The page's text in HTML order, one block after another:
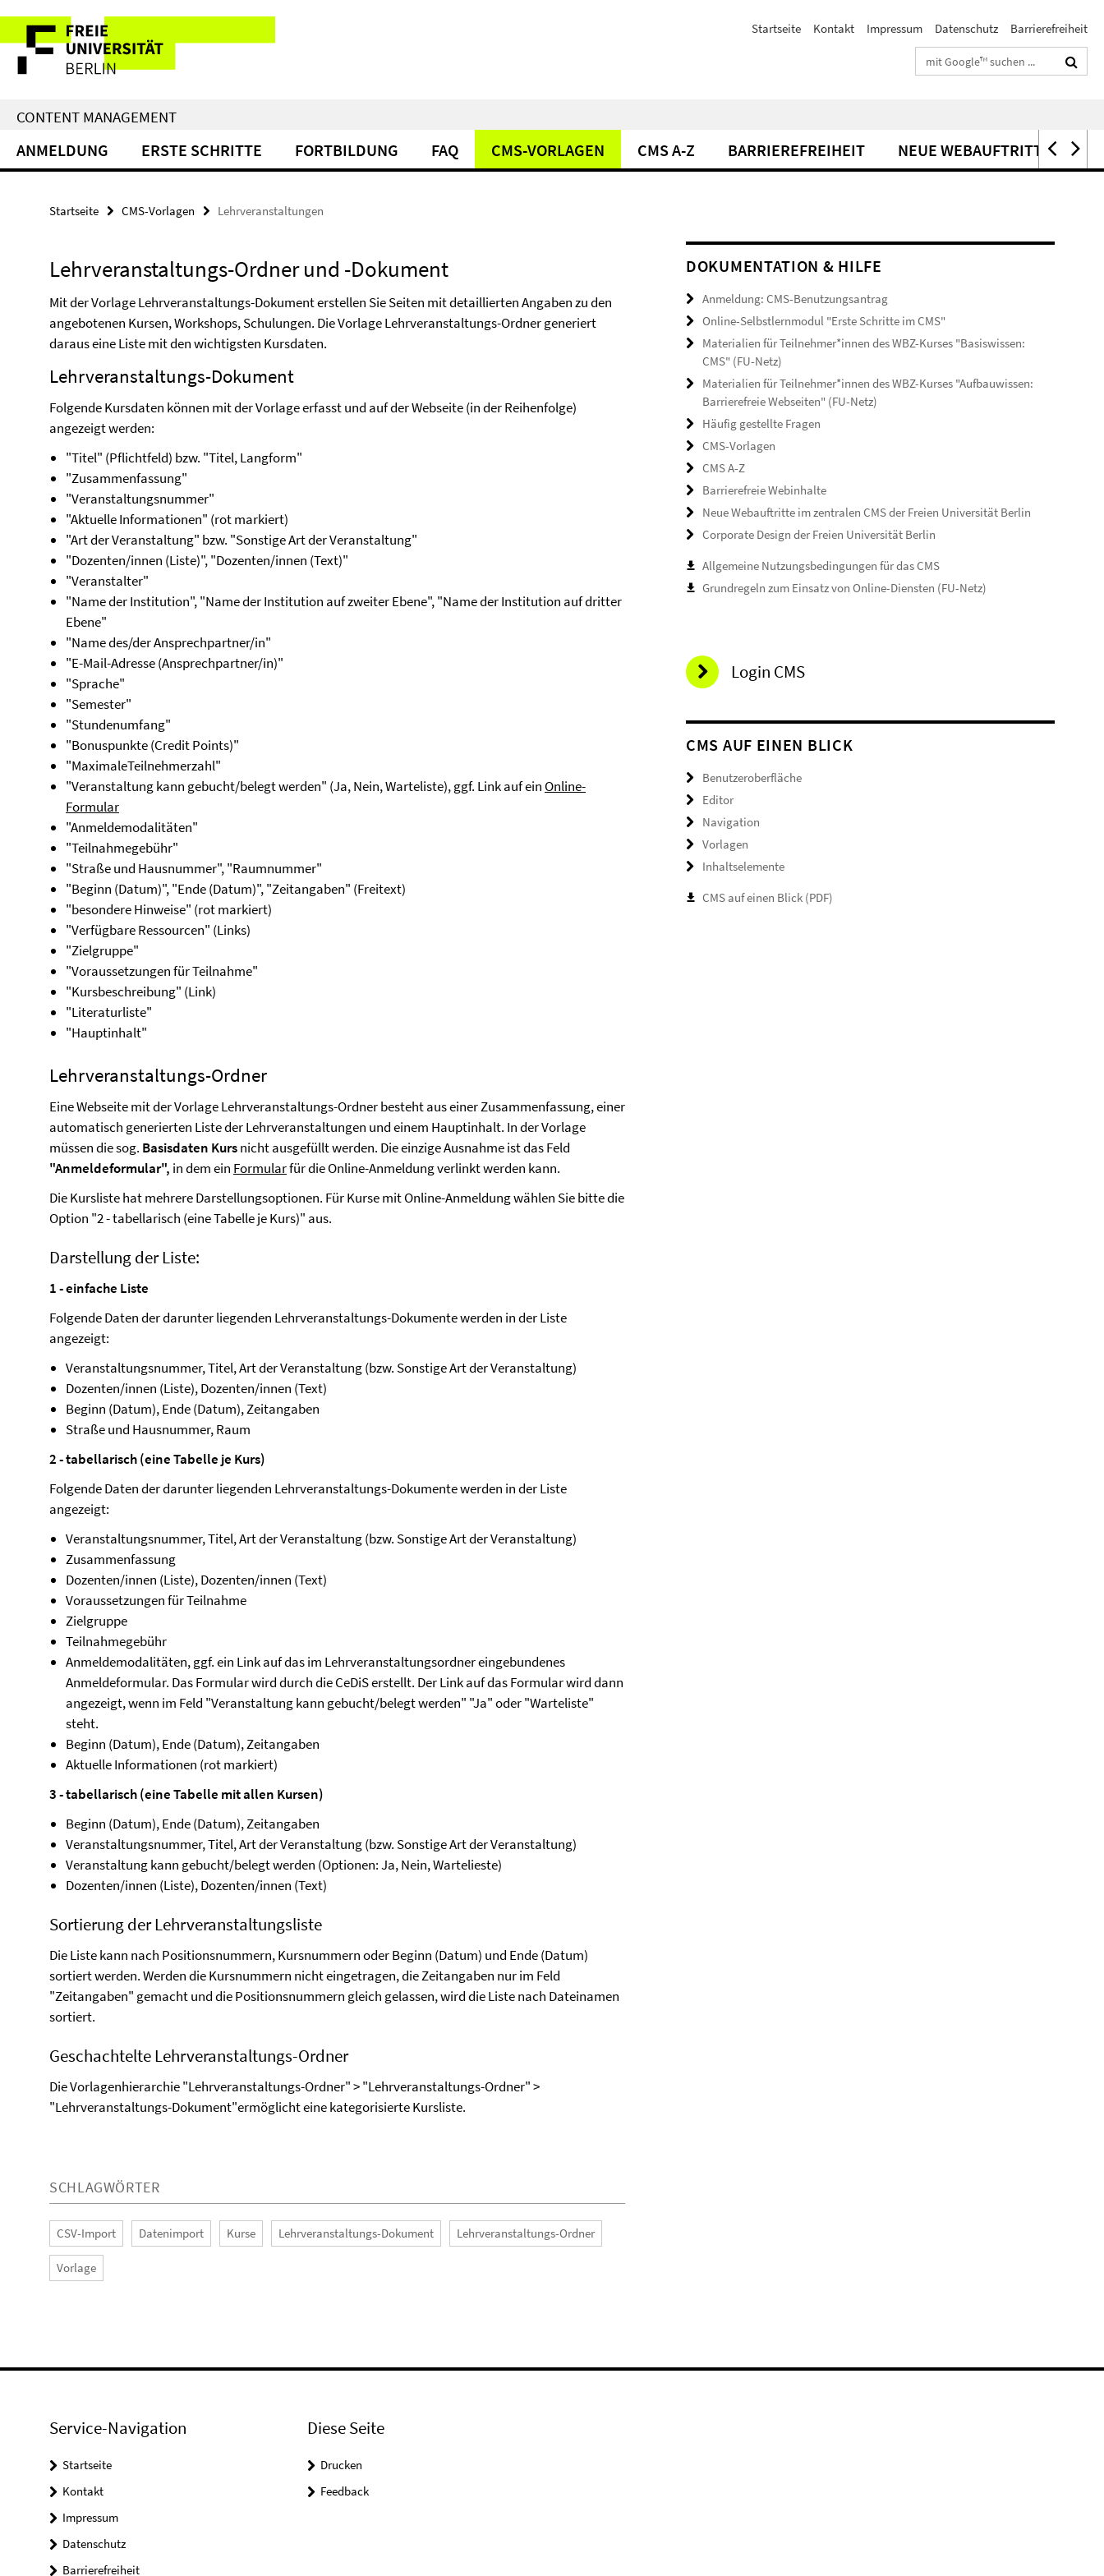
Service-
Navigation
Startseite Kontakt Impressum Datenschutz
Barrierefreiheit
Suchbegriffe
CONTENT MANAGEMENT
ANMELDUNG ERSTE SCHRITTE FORTBILDUNG FAQ CMS-VORLAGEN CMS A-Z BARRIEREFREIHEIT NEUE WEBAUFTRITTE
Startseite CMS-Vorlagen Lehrveranstaltungen
Lehrveranstaltungs-Ordner und -Dokument
Mit der Vorlage Lehrveranstaltungs-Dokument erstellen Sie Seiten mit detaillierten Angaben zu den
angebotenen Kursen, Workshops, Schulungen. Die Vorlage Lehrveranstaltungs-Ordner generiert
daraus eine Liste mit den wichtigsten Kursdaten.
Lehrveranstaltungs-Dokument
Folgende Kursdaten können mit der Vorlage erfasst und auf der Webseite (in der Reihenfolge)
angezeigt werden:
"Titel" (Pflichtfeld) bzw. "Titel, Langform"
"Zusammenfassung"
"Veranstaltungsnummer"
"Aktuelle Informationen" (rot markiert)
"Art der Veranstaltung" bzw. "Sonstige Art der Veranstaltung"
"Dozenten/innen (Liste)", "Dozenten/innen (Text)"
"Veranstalter"
"Name der Institution", "Name der Institution auf zweiter Ebene", "Name der Institution auf dritter
Ebene"
"Name des/der Ansprechpartner/in"
"E-Mail-Adresse (Ansprechpartner/in)"
"Sprache"
"Semester"
"Stundenumfang"
"Bonuspunkte (Credit Points)"
"MaximaleTeilnehmerzahl"
"Veranstaltung kann gebucht/belegt werden" (Ja, Nein, Warteliste), ggf. Link auf ein Online-
Formular
"Anmeldemodalitäten"
"Teilnahmegebühr"
"Straße und Hausnummer", "Raumnummer"
"Beginn (Datum)", "Ende (Datum)", "Zeitangaben" (Freitext)
"besondere Hinweise" (rot markiert)
"Verfügbare Ressourcen" (Links)
"Zielgruppe"
"Voraussetzungen für Teilnahme"
"Kursbeschreibung" (Link)
"Literaturliste"
"Hauptinhalt"
Lehrveranstaltungs-Ordner
Eine Webseite mit der Vorlage Lehrveranstaltungs-Ordner besteht aus einer Zusammenfassung, einer
automatisch generierten Liste der Lehrveranstaltungen und einem Hauptinhalt. In der Vorlage
müssen die sog. Basisdaten Kursnicht ausgefüllt werden. Die einzige Ausnahme ist das Feld
"Anmeldeformular", in dem ein Formularfür die Online-Anmeldung verlinkt werden kann.
Die Kursliste hat mehrere Darstellungsoptionen. Für Kurse mit Online-Anmeldung wählen Sie bitte die
Option "2 - tabellarisch (eine Tabelle je Kurs)" aus.
Darstellung der Liste:
1 - einfache Liste
Folgende Daten der darunter liegenden Lehrveranstaltungs-Dokumente werden in der Liste
angezeigt:
Veranstaltungsnummer, Titel, Art der Veranstaltung (bzw. Sonstige Art der Veranstaltung)
Dozenten/innen (Liste), Dozenten/innen (Text)
Beginn (Datum), Ende (Datum), Zeitangaben
Straße und Hausnummer, Raum
2 - tabellarisch (eine Tabelle je Kurs)
Folgende Daten der darunter liegenden Lehrveranstaltungs-Dokumente werden in der Liste
angezeigt:
Veranstaltungsnummer, Titel, Art der Veranstaltung (bzw. Sonstige Art der Veranstaltung)
Zusammenfassung
Dozenten/innen (Liste), Dozenten/innen (Text)
Voraussetzungen für Teilnahme
Zielgruppe
Teilnahmegebühr
Anmeldemodalitäten, ggf. ein Link auf das im Lehrveranstaltungsordner eingebundenes
Anmeldeformular. Das Formular wird durch die CeDiS erstellt. Der Link auf das Formular wird dann
angezeigt, wenn im Feld "Veranstaltung kann gebucht/belegt werden" "Ja" oder "Warteliste"
steht.
Beginn (Datum), Ende (Datum), Zeitangaben
Aktuelle Informationen (rot markiert)
3 - tabellarisch (eine Tabelle mit allen Kursen)
Beginn (Datum), Ende (Datum), Zeitangaben
Veranstaltungsnummer, Titel, Art der Veranstaltung (bzw. Sonstige Art der Veranstaltung)
Veranstaltung kann gebucht/belegt werden (Optionen: Ja, Nein, Wartelieste)
Dozenten/innen (Liste), Dozenten/innen (Text)
Sortierung der Lehrveranstaltungsliste
Die Liste kann nach Positionsnummern, Kursnummern oder Beginn (Datum) und Ende (Datum)
sortiert werden. Werden die Kursnummern nicht eingetragen, die Zeitangaben nur im Feld
"Zeitangaben" gemacht und die Positionsnummern gleich gelassen, wird die Liste nach Dateinamen
sortiert.
Geschachtelte Lehrveranstaltungs-Ordner
Die Vorlagenhierarchie "Lehrveranstaltungs-Ordner" > "Lehrveranstaltungs-Ordner" >
"Lehrveranstaltungs-Dokument"ermöglicht eine kategorisierte Kursliste.
SCHLAGWÖRTER
CSV-Import Datenimport Kurse Lehrveranstaltungs-Dokument Lehrveranstaltungs-Ordner
Vorlage
DOKUMENTATION & HILFE
Anmeldung: CMS-Benutzungsantrag
Online-Selbstlernmodul "Erste Schritte im CMS"
Materialien für Teilnehmer*innen des WBZ-Kurses "Basiswissen:
CMS" (FU-Netz)
Materialien für Teilnehmer*innen des WBZ-Kurses "Aufbauwissen:
Barrierefreie Webseiten" (FU-Netz)
Häufig gestellte Fragen
CMS-Vorlagen
CMS A-Z
Barrierefreie Webinhalte
Neue Webauftritte im zentralen CMS der Freien Universität Berlin
Corporate Design der Freien Universität Berlin
Allgemeine Nutzungsbedingungen für das CMS
Grundregeln zum Einsatz von Online-Diensten (FU-Netz)
Login CMS
CMS AUF EINEN BLICK
Benutzeroberfläche
Editor
Navigation
Vorlagen
Inhaltselemente
CMS auf einen Blick (PDF)
Service-Navigation
Startseite
Kontakt
Impressum
Datenschutz
Barrierefreiheit
Diese Seite
Drucken
Feedback